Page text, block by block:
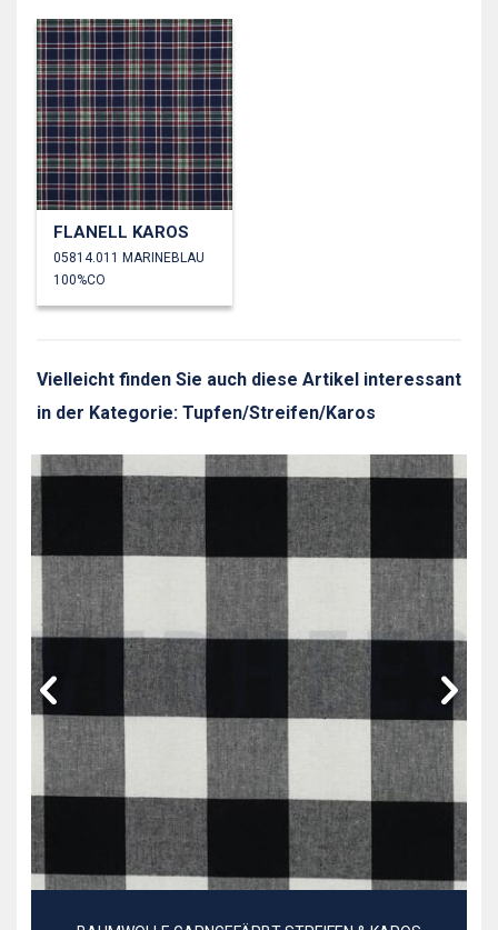
FLANELL KAROS
05814.011 MARINEBLAU
100%CO
Vielleicht finden Sie auch diese Artikel interessant
in der Kategorie: Tupfen/Streifen/Karos